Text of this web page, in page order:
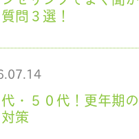
問３選！
・５０代！更年期の
策